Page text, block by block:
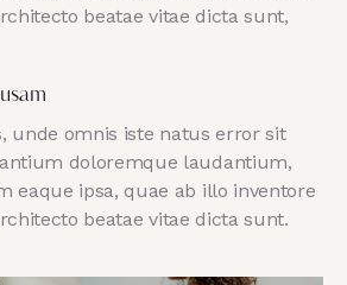
beatae vitae dicta sunt,
unde omnis iste natus error sit
doloremque laudantium,
eaque ipsa, quae ab illo inventore
beatae vitae dicta sunt.